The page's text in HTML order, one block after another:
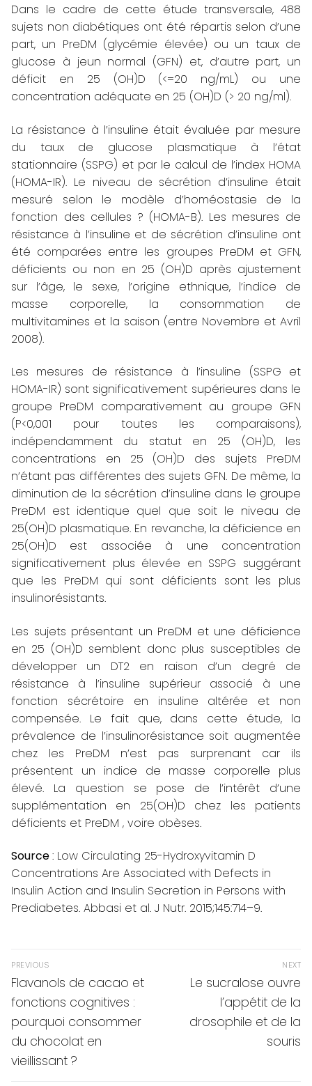
Dans le cadre de cette étude transversale, 488
sujets non diabétiques ont été répartis selon d’une
part, un PreDM (glycémie élevée) ou un taux de
glucose à jeun normal (GFN) et, d’autre part, un
déficit en 25 (OH)D (<=20 ng/mL) ou une
concentration adéquate en 25 (OH)D (> 20 ng/ml).
La résistance à l’insuline était évaluée par mesure
du taux de glucose plasmatique à l’état
stationnaire (SSPG) et par le calcul de l’index HOMA
(HOMA-IR). Le niveau de sécrétion d’insuline était
mesuré selon le modèle d’homéostasie de la
fonction des cellules ? (HOMA-B). Les mesures de
résistance à l’insuline et de sécrétion d’insuline ont
été comparées entre les groupes PreDM et GFN,
déficients ou non en 25 (OH)D après ajustement
sur l’âge, le sexe, l’origine ethnique, l’indice de
masse corporelle, la consommation de
multivitamines et la saison (entre Novembre et Avril
2008).
Les mesures de résistance à l’insuline (SSPG et
HOMA-IR) sont significativement supérieures dans le
groupe PreDM comparativement au groupe GFN
(P<0,001 pour toutes les comparaisons),
indépendamment du statut en 25 (OH)D, les
concentrations en 25 (OH)D des sujets PreDM
n’étant pas différentes des sujets GFN. De même, la
diminution de la sécrétion d’insuline dans le groupe
PreDM est identique quel que soit le niveau de
25(OH)D plasmatique. En revanche, la déficience en
25(OH)D est associée à une concentration
significativement plus élevée en SSPG suggérant
que les PreDM qui sont déficients sont les plus
insulinorésistants.
Les sujets présentant un PreDM et une déficience
en 25 (OH)D semblent donc plus susceptibles de
développer un DT2 en raison d’un degré de
résistance à l’insuline supérieur associé à une
fonction sécrétoire en insuline altérée et non
compensée. Le fait que, dans cette étude, la
prévalence de l’insulinorésistance soit augmentée
chez les PreDM n’est pas surprenant car ils
présentent un indice de masse corporelle plus
élevé. La question se pose de l’intérêt d’une
supplémentation en 25(OH)D chez les patients
déficients et PreDM , voire obèses.
Source: Low Circulating 25-Hydroxyvitamin D
Concentrations Are Associated with Defects in
Insulin Action and Insulin Secretion in Persons with
Prediabetes. Abbasi et al. J Nutr. 2015;145:714–9.
Navigation
de
l’article
PREVIOUS
Previous
post:
Flavanols de cacao et
fonctions cognitives :
pourquoi consommer
du chocolat en
vieillissant ?
NEXT
Next
Le sucralose ouvre
l’appétit de la
drosophile et de la
souris